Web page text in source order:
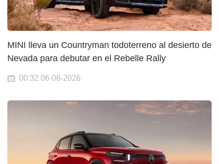
MINI lleva un Countryman todoterreno al desierto de
Nevada para debutar en el Rebelle Rally
00:32 06-08-2026